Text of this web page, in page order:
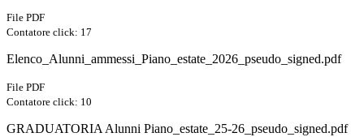
File PDF
Contatore click: 17
Elenco_Alunni_ammessi_Piano_estate_2026_pseudo_signed.pdf
File PDF
Contatore click: 10
GRADUATORIA Alunni Piano_estate_25-26_pseudo_signed.pdf